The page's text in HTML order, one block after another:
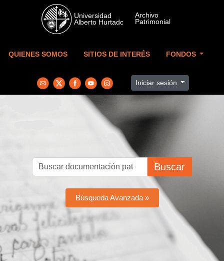
Skip to main content
QUIENES SOMOS SITIOS DE INTERÉS FONDOS
Iniciar sesión
Buscar
Búsqueda Avanzada »